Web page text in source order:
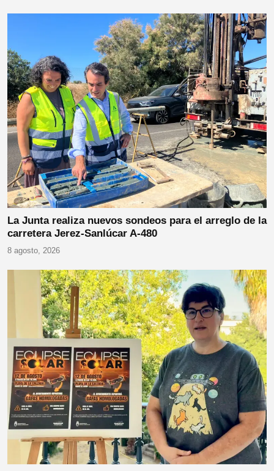
La Junta realiza nuevos sondeos para el arreglo de la
carretera Jerez-Sanlúcar A-480
8 agosto, 2026